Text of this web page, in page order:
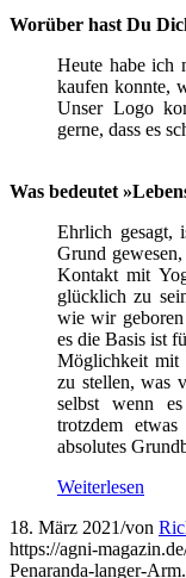
Worüber hast Du
Heute habe ich
kaufen konnte,
Unser Logo
gerne, dass es
Was bedeutet
Ehrlich gesagt,
Grund
Kontakt mit
glücklich zu
wie wir
es die Basis ist
Möglichkeit mit
zu stellen, was
selbst wenn
trotzdem
absolutes
Weiterlesen
18. März 2021/von
https://agni-
Penaranda-langer-